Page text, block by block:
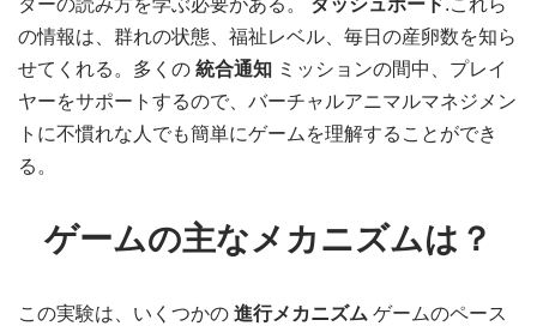
の情報は、群れの状態、福祉レベル、毎日の産卵数を知ら
せてくれる。多くの 統合通知 ミッションの間中、プレイ
ヤーをサポートするので、バーチャルアニマルマネジメン
トに不慣れな人でも簡単にゲームを理解することができ
る。
ゲームの主なメカニズムは？
この実験は、いくつかの 進行メカニズム ゲームのペース